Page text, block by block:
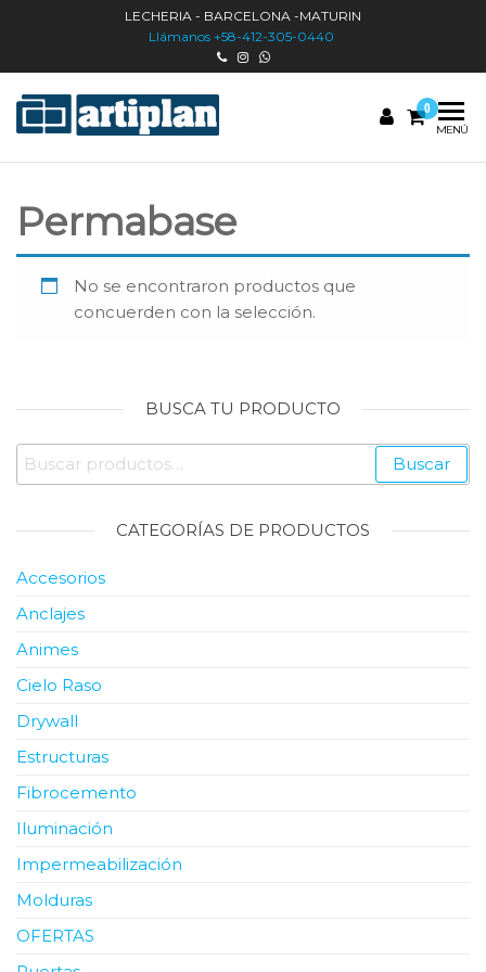
LECHERIA - BARCELONA -MATURIN
Llámanos +58-412-305-0440
ARTIPLAN
nacionales
0
MENÚ
Permabase
No se encontraron productos que
concuerden con la selección.
BUSCA TU PRODUCTO
Buscar
por:
Buscar
CATEGORÍAS DE PRODUCTOS
Accesorios
Anclajes
Animes
Cielo Raso
Drywall
Estructuras
Fibrocemento
Iluminación
Impermeabilización
Molduras
OFERTAS